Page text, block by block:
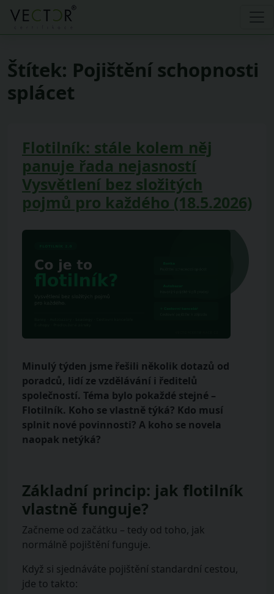
Štítek: Pojištění schopnosti
splácet
Flotilník: stále kolem něj
panuje řada nejasností
Vysvětlení bez složitých
pojmů pro každého (18.5.2026)
Minulý týden jsme řešili několik dotazů od
poradců, lidí ze vzdělávání i ředitelů
společností. Téma bylo pokaždé stejné –
Flotilník. Koho se vlastně týká? Kdo musí
splnit nové povinnosti? A koho se novela
naopak netýká?
Základní princip: jak flotilník
vlastně funguje?
Začneme od začátku – tedy od toho, jak
normálně pojištění funguje.
Když si sjednáváte pojištění standardní cestou,
jde to takto: